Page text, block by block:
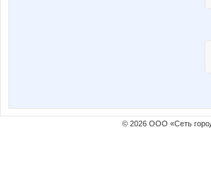
© 2026 ООО «Сеть